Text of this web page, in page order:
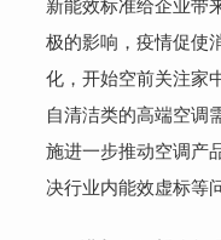
新能效标准给企业带
极的影响，疫情促使
化，开始空前关注家
自清洁类的高端空调
施进一步推动空调产
决行业内能效虚标等